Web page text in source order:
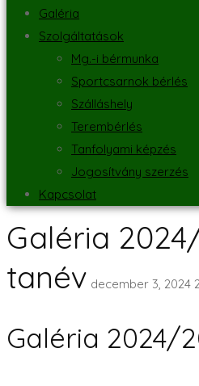
Galéria
Szolgáltatások
Mg.-i bérmunka
Sportcsarnok bérlés
Szálláshely
Terembérlés
Tanfolyami képzés
Jogosítvány szerzés
Kapcsolat
Galéria
tanév december 3, 2024
Galéria 2024/